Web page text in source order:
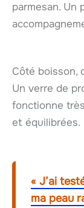
parmesan. Un
Côté boisson,
Un verre de
fonctionne
et équilibrées.
« J’ai
ma peau